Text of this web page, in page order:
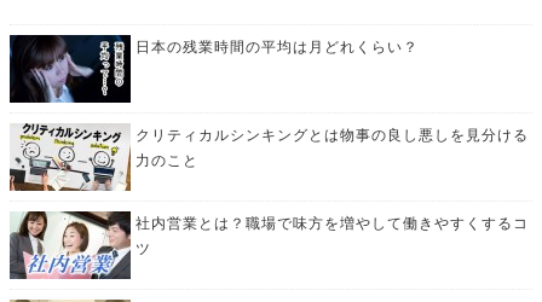
日本の残業時間の平均は月どれくらい？
クリティカルシンキングとは物事の良し悪しを見分ける
力のこと
社内営業とは？職場で味方を増やして働きやすくするコ
ツ